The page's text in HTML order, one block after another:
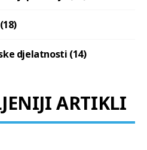
djelatnosti (14)
ARTIKLI